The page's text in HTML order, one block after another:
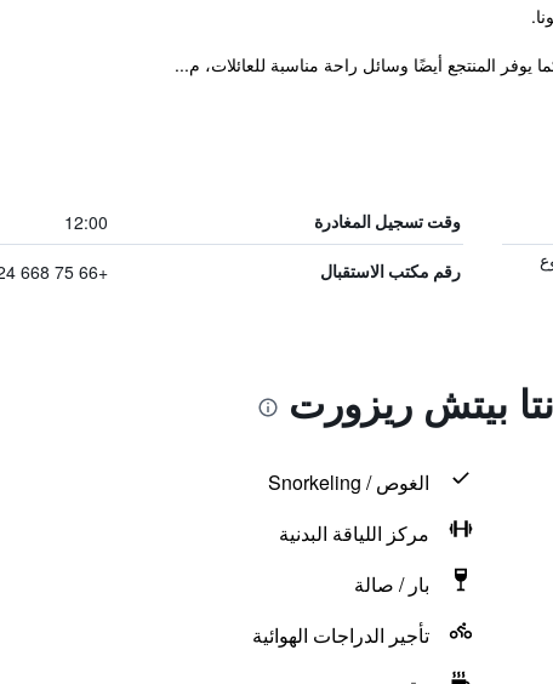
المنتجع أيضًا وسائل راحة مناسبة للعائلات، م...
وقت تسجيل المغادرة 12:00
رقم مكتب الاستقبال +66 75 668 124
بيتش ريزورت
الغوص / Snorkeling
مركز اللياقة البدنية
بار / صالة
تأجير الدراجات الهوائية